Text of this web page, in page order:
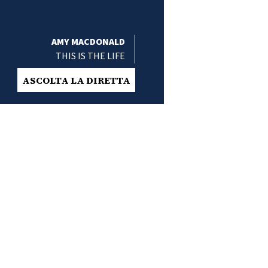
AMY MACDONALD
THIS IS THE LIFE
ASCOLTA LA DIRETTA